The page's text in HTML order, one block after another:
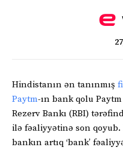
Hindistanın ən tanınmış
Paytm-ın bank qolu
Rezerv Bankı (RBI)
ilə fəaliyyətinə son qoyub.
bankın artıq ‘bank’